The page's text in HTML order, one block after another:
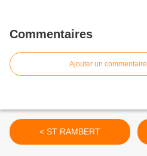
Commentaires
Ajouter un commentaire
< ST RAMBERT